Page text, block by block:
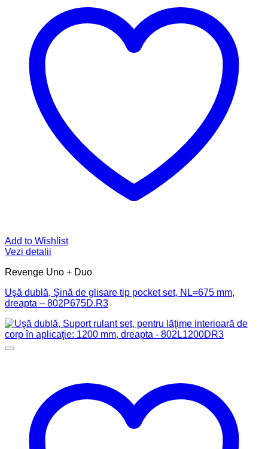
Add to Wishlist
Vezi detalii
Revenge Uno + Duo
Uşă dublă, Şină de glisare tip pocket set, NL=675 mm,
dreapta – 802P675D.R3